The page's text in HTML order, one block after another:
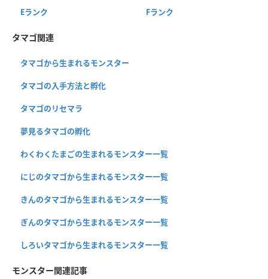
Eランク Fランク
タマゴ関連
タマゴから生まれるモンスター
タマゴの入手方法と孵化
タマゴのリセマラ
夢見るタマゴの孵化
わくわくたまごの生まれるモンスター一覧
にじのタマゴから生まれるモンスター一覧
きんのタマゴから生まれるモンスター一覧
ぎんのタマゴから生まれるモンスター一覧
しろいタマゴから生まれるモンスター一覧
モンスター関連記事